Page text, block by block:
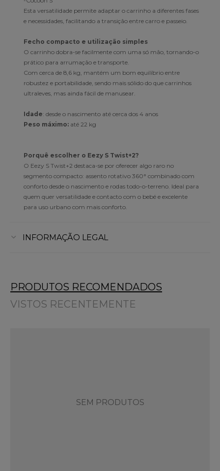
Esta versatilidade permite adaptar o carrinho a diferentes fases
e necessidades, facilitando a transição entre carro e passeio.
Fecho compacto e utilização simples
O carrinho dobra-se facilmente com uma só mão, tornando-o
prático para arrumação e transporte.
Com cerca de 8,6 kg, mantém um bom equilíbrio entre
robustez e portabilidade, sendo mais sólido do que carrinhos
ultraleves, mas ainda fácil de manusear.
Idade: desde o nascimento até cerca dos 4 anos
Peso máximo: até 22 kg
Porquê escolher o Eezy S Twist+2?
O Eezy S Twist+2 destaca-se por oferecer algo raro no
segmento compacto: assento rotativo 360° combinado com
conforto desde o nascimento e rodas todo-o-terreno. Ideal para
quem quer versatilidade e contacto com o bebé e excelente
para uso urbano com mais conforto.
INFORMAÇÃO LEGAL
PRODUTOS RECOMENDADOS
VISTOS RECENTEMENTE
SEM PRODUTOS